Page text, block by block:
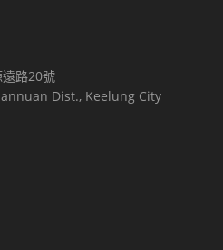
路20號
Dist., Keelung City